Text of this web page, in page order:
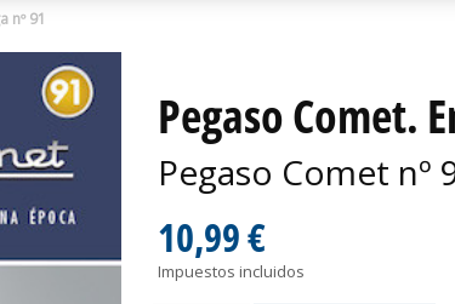
nº 91
Pegaso Comet.
Pegaso Comet nº
10,99 €
Impuestos incluidos